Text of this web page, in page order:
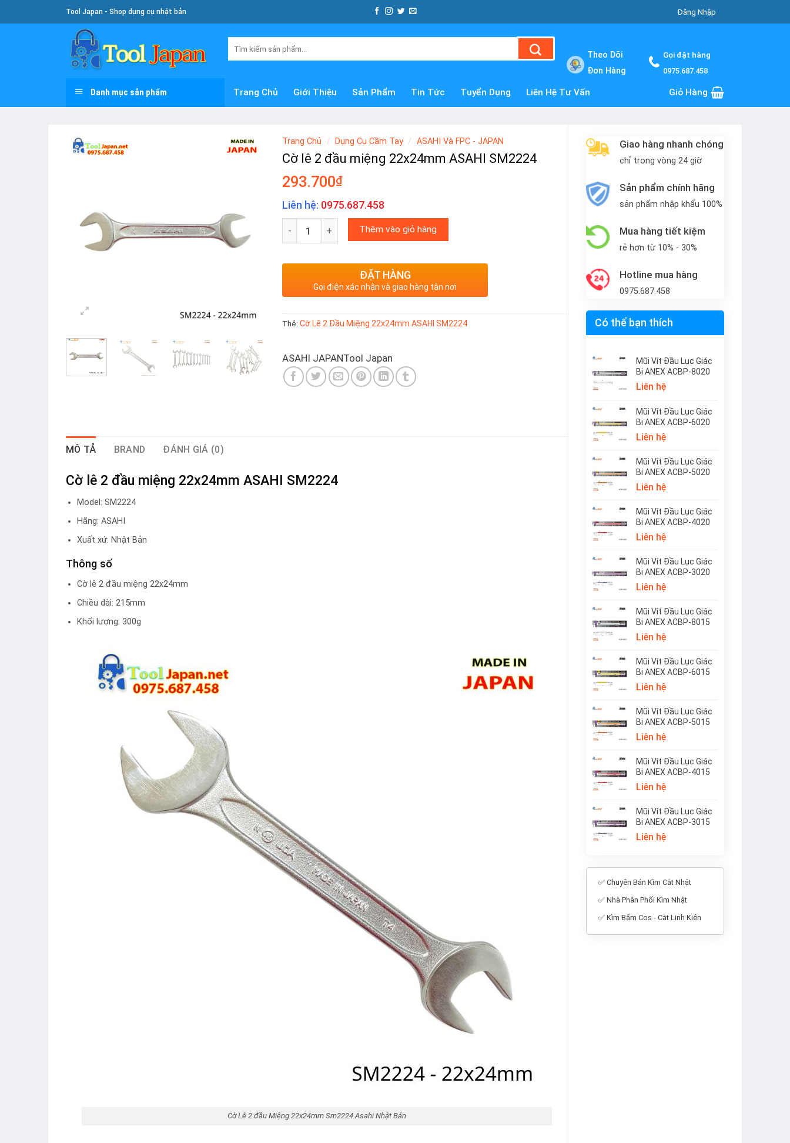
To
Tool Japan - Shop dụng cụ nhật bản Đăng Nhập
Theo Dõi
Đơn Hàng
Gọi đặt hàng
0975.687.458
Danh mục sản phẩm Trang Chủ Giới Thiệu Sản Phẩm Tin Tức Tuyển Dụng Liên Hệ Tư Vấn Giỏ Hàng
Giao hàng nhanh chóng
chỉ trong vòng 24 giờ
Sản phẩm chính hãng
sản phẩm nhập khẩu 100%
Mua hàng tiết kiệm
rẻ hơn từ 10% - 30%
Hotline mua hàng
0975.687.458
Có thể bạn thích
Mũi Vít Đầu Lục Giác
Bi ANEX ACBP-8020
Liên hệ
Mũi Vít Đầu Lục Giác
Bi ANEX ACBP-6020
Liên hệ
Mũi Vít Đầu Lục Giác
Bi ANEX ACBP-5020
Liên hệ
Mũi Vít Đầu Lục Giác
Bi ANEX ACBP-4020
Liên hệ
Mũi Vít Đầu Lục Giác
Bi ANEX ACBP-3020
Liên hệ
Mũi Vít Đầu Lục Giác
Bi ANEX ACBP-8015
Liên hệ
Mũi Vít Đầu Lục Giác
Bi ANEX ACBP-6015
Liên hệ
Mũi Vít Đầu Lục Giác
Bi ANEX ACBP-5015
Liên hệ
Mũi Vít Đầu Lục Giác
Bi ANEX ACBP-4015
Liên hệ
Mũi Vít Đầu Lục Giác
Bi ANEX ACBP-3015
Liên hệ
✅ Chuyên Bán Kìm Cắt Nhật
✅ Nhà Phân Phối Kìm Nhật
✅ Kìm Bấm Cos - Cắt Linh Kiện
Trang Chủ / Dụng Cụ Cầm Tay / ASAHI Và FPC - JAPAN
Cờ lê 2 đầu miệng 22x24mm ASAHI SM2224
293.700₫
Liên hệ: 0975.687.458
Cờ lê 2 đầu miệng 22x24mm ASAHI SM2224 số lượng
Thêm vào giỏ hàng
ĐẶT HÀNG
Gọi điện xác nhận và giao hàng tận nơi
Thẻ:Cờ Lê 2 Đầu Miệng 22x24mm ASAHI SM2224
ASAHI JAPANTool Japan
MÔ TẢ BRAND ĐÁNH GIÁ (0)
Cờ lê 2 đầu miệng 22x24mm ASAHI SM2224
Model: SM2224
Hãng: ASAHI
Xuất xứ: Nhật Bản
Thông số
Cờ lê 2 đầu miệng 22x24mm
Chiều dài: 215mm
Khối lượng: 300g
Cờ Lê 2 đầu Miệng 22x24mm Sm2224 Asahi Nhật Bản